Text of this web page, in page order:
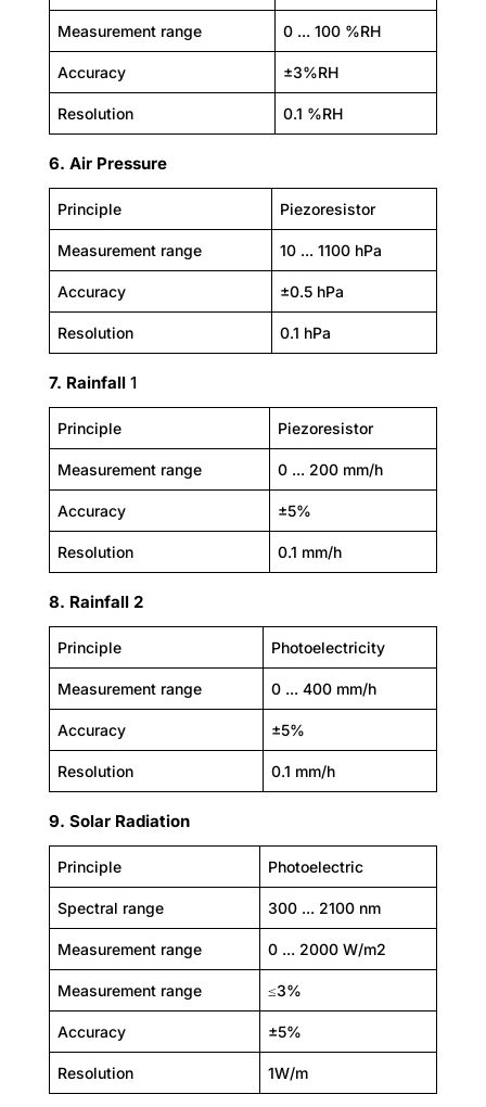
Measurement range 0 ... 100 %RH
Accuracy ±3%RH
Resolution 0.1 %RH
6. Air Pressure
Principle Piezoresistor
Measurement range 10 ... 1100 hPa
Accuracy ±0.5 hPa
Resolution 0.1 hPa
7. Rainfall1
Principle Piezoresistor
Measurement range 0 ... 200 mm/h
Accuracy ±5%
Resolution 0.1 mm/h
8. Rainfall 2
Principle Photoelectricity
Measurement range 0 ... 400 mm/h
Accuracy ±5%
Resolution 0.1 mm/h
9. Solar Radiation
Principle Photoelectric
Spectral range 300 ... 2100 nm
Measurement range 0 ... 2000 W/m2
Measurement range ≤3%
Accuracy ±5%
Resolution 1W/m